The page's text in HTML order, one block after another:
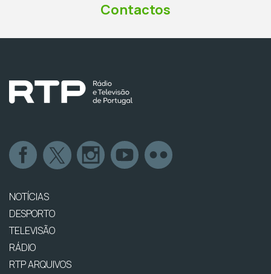
Contactos
NOTÍCIAS
DESPORTO
TELEVISÃO
RÁDIO
RTP ARQUIVOS